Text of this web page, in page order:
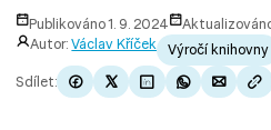
Publikováno 1. 9. 2024
Autor:Václav Kříček
Výročí knihovny
Sdílet: